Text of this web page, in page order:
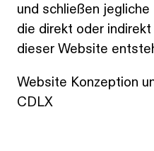
und schließen
die direkt oder
dieser Website
Website Konzeption
CDLX